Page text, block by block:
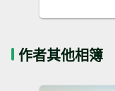
作者其他相簿